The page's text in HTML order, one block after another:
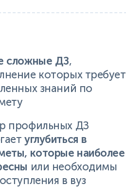
сложные ДЗ,
которых требует
знаний по
профильных ДЗ
углубиться в
которые наиболее
или необходимы
в вуз